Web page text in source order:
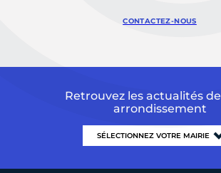
CONTACTEZ-NOUS
Retrouvez les actualités
arrondissement